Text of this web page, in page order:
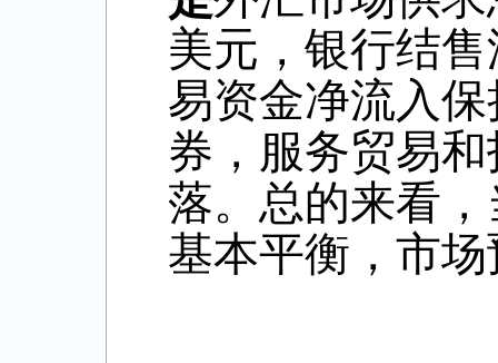
美元，银行结
易资金净流入
券，服务贸易
落。总的来看
基本平衡，市